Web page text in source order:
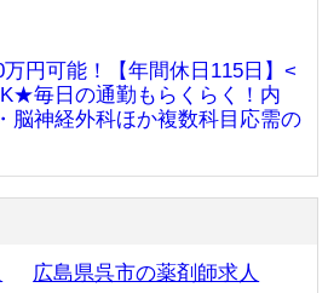
円可能！【年間休日115日】<
毎日の通勤もらくらく！内
脳神経外科ほか複数科目応需の
広島県呉市の薬剤師求人